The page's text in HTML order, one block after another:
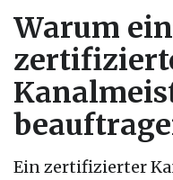
Warum
Ein zertifizierter